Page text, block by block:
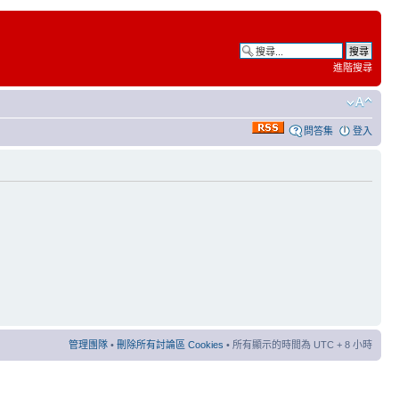
進階搜尋
問答集 登入
管理團隊 • 刪除所有討論區 Cookies • 所有顯示的時間為 UTC + 8 小時